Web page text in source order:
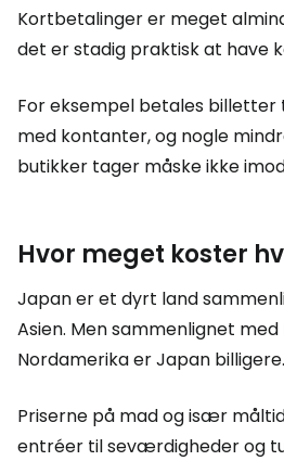
Kortbetalinger er meget
det er stadig praktisk at have
For eksempel betales
med kontanter, og nogle
butikker tager måske ikke
Hvor meget koster
Japan er et dyrt land
Asien. Men sammenlignet
Nordamerika er Japan billigere.
Priserne på mad og især
entréer til seværdigheder og